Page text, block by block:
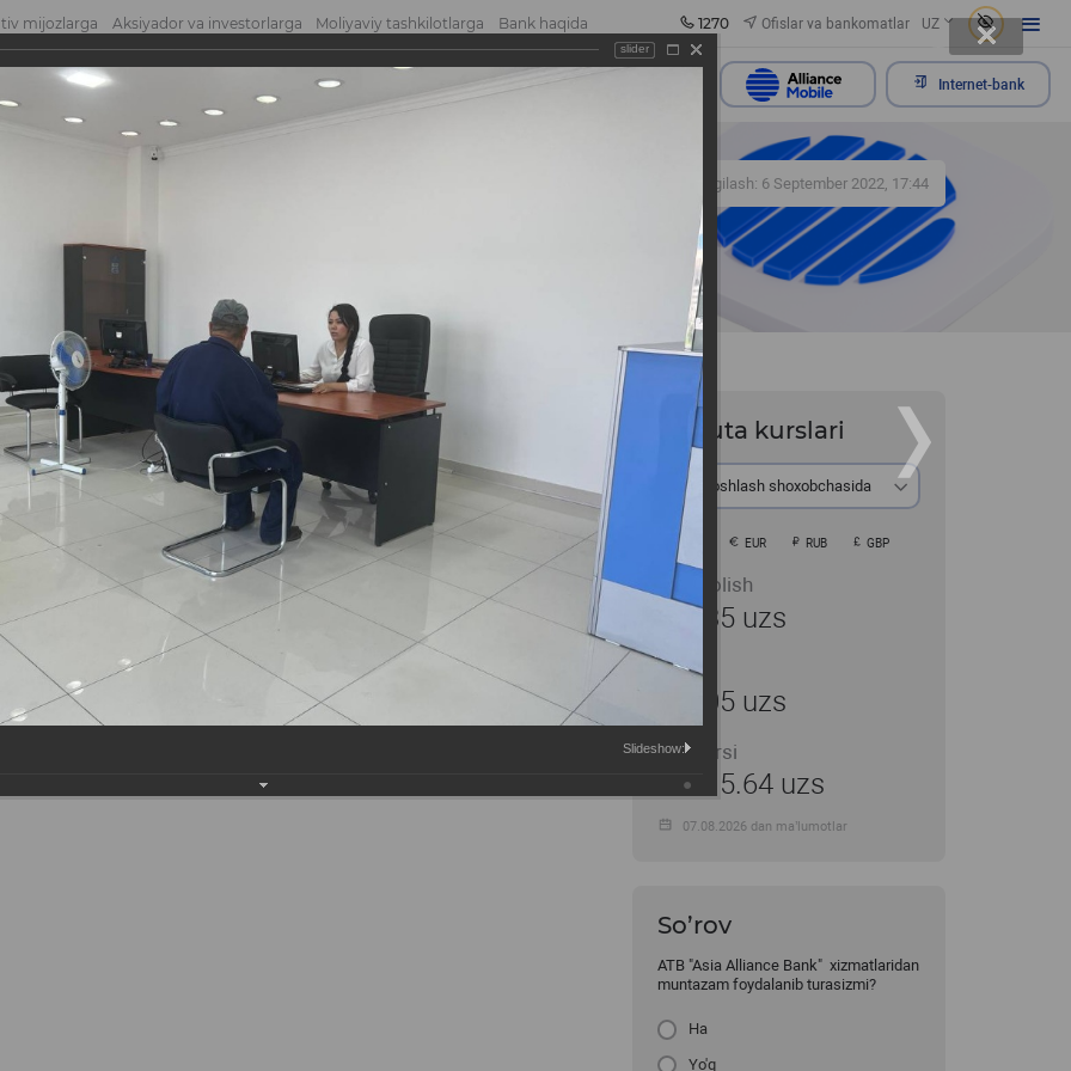
mijozlarga Aksiyador va investorlarga Moliyaviy tashkilotlarga Bank haqida 1270 Ofislar va bankomatlar UZ
yuborish Internet-bank
Yangilash: 6 September 2022, 17:44
xizmatlari markazi
Valyuta kurslari
Ayirboshlash shoxobchasida
EUR RUB GBP
Sotib olish
11935 uzs
Sotish
12005 uzs
MB kursi
11915.64 uzs
07.08.2026 dan ma’lumotlar
So’rov
ATB "Asia Alliance Bank" xizmatlaridan
muntazam foydalanib turasizmi?
Ha
Yo'q
slider
Slideshow: